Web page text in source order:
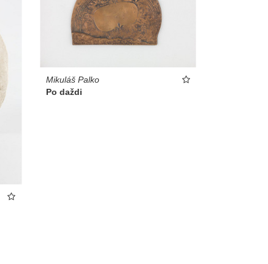
Mikuláš Palko
Po daždi